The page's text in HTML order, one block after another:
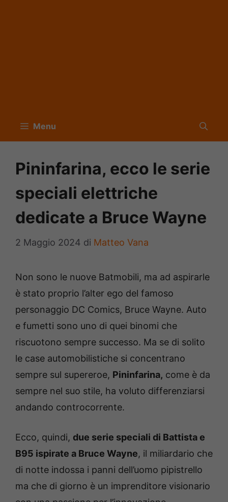
Menu
Pininfarina, ecco le serie
speciali elettriche
dedicate a Bruce Wayne
2 Maggio 2024 di Matteo Vana
Non sono le nuove Batmobili, ma ad aspirarle
è stato proprio l’alter ego del famoso
personaggio DC Comics, Bruce Wayne. Auto
e fumetti sono uno di quei binomi che
riscuotono sempre successo. Ma se di solito
le case automobilistiche si concentrano
sempre sul supereroe, Pininfarina, come è da
sempre nel suo stile, ha voluto differenziarsi
andando controcorrente.
Ecco, quindi, due serie speciali di Battista e
B95 ispirate a Bruce Wayne, il miliardario che
di notte indossa i panni dell’uomo pipistrello
ma che di giorno è un imprenditore visionario